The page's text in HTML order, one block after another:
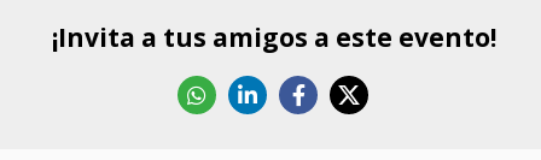
¡Invita a tus amigos a este evento!
Whatsapp
LinkedinFacebook
X